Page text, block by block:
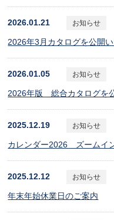
2026.01.21 お知らせ
2026年3月カタログを公開
2026.01.05 お知らせ
2026年版 総合カタログを
2025.12.19 お知らせ
カレンダー2026 ズームイ
2025.12.12 お知らせ
年末年始休業日のご案内